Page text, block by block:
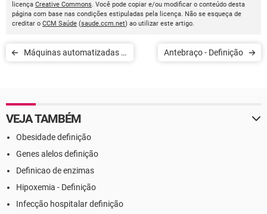
licença Creative Commons. Você pode copiar e/ou modificar o conteúdo desta
página com base nas condições estipuladas pela licença. Não se esqueça de
creditar o CCM Saúde (saude.ccm.net) ao utilizar este artigo.
Máquinas automatizadas -
Antebraço - Definição
VEJA TAMBÉM
Obesidade definição
Genes alelos definição
Definicao de enzimas
Hipoxemia - Definição
Infecção hospitalar definição